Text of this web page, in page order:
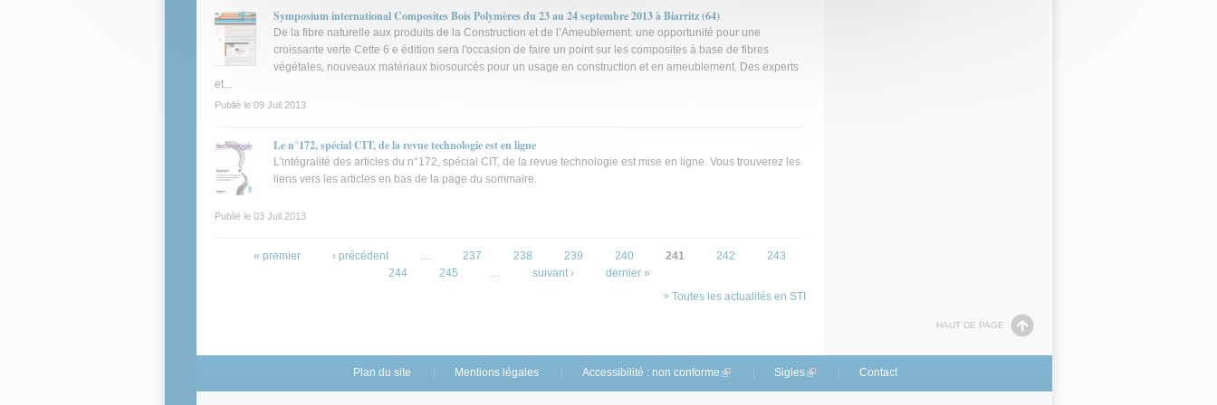
Symposium international Composites Bois Polymères du 23 au 24 septembre 2013 à Biarritz (64)
De la fibre naturelle aux produits de la Construction et de l’Ameublement: une opportunité pour une
croissante verte Cette 6 e édition sera l'occasion de faire un point sur les composites à base de fibres
végétales, nouveaux matériaux biosourcés pour un usage en construction et en ameublement. Des experts
et...
Publié le 09 Juil 2013
Le n°172, spécial CIT, de la revue technologie est en ligne
L'intégralité des articles du n°172, spécial CIT, de la revue technologie est mise en ligne. Vous trouverez les
liens vers les articles en bas de la page du sommaire.
Publié le 03 Juil 2013
« premier ‹ précédent … 237 238 239 240 241 242
243
244
245 … suivant ›
dernier »
> Toutes les actualités en STI
HAUT DE PAGE
Plan du site Mentions légales Accessibilité : non conforme (link is external)
Sigles(link is external)
Contact